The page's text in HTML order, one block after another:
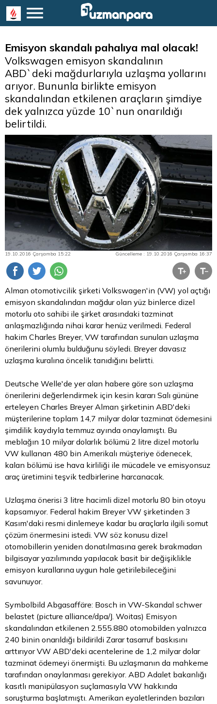
Emisyon skandalı pahalıya mal olacak!
Volkswagen emisyon skandalının
ABD`deki mağdurlarıyla uzlaşma yollarını
arıyor. Bununla birlikte emisyon
skandalından etkilenen araçların şimdiye
dek yalnızca yüzde 10`nun onarıldığı
belirtildi.
19.10.2016 Çarşamba 15:22 Güncelleme : 19.10.2016 Çarşamba 16:37
Alman otomotivcilik şirketi Volkswagen'in (VW) yol açtığı
emisyon skandalından mağdur olan yüz binlerce dizel
motorlu oto sahibi ile şirket arasındaki tazminat
anlaşmazlığında nihai karar henüz verilmedi. Federal
hakim Charles Breyer, VW tarafından sunulan uzlaşma
önerilerini olumlu bulduğunu söyledi. Breyer davasız
uzlaşma kuralına öncelik tanıdığını belirtti.
Deutsche Welle'de yer alan habere göre son uzlaşma
önerilerini değerlendirmek için kesin kararı Salı gününe
erteleyen Charles Breyer Alman şirketinin ABD'deki
müşterilerine toplam 14,7 milyardolartazminat ödemesini
şimdilik kaydıyla temmuz ayında onaylamıştı. Bu
meblağın 10 milyar dolarlık bölümü 2 litre dizel motorlu
VW kullanan 480 bin Amerikalı müşteriye ödenecek,
kalan bölümü ise hava kirliliği ile mücadele ve emisyonsuz
araç üretimini teşvik tedbirlerine harcanacak.
Uzlaşma önerisi 3 litre hacimli dizel motorlu 80 bin otoyu
kapsamıyor. Federal hakim Breyer VW şirketinden 3
Kasım'daki resmi dinlemeye kadar bu araçlarla ilgili somut
çözüm önermesini istedi. VW söz konusu dizel
otomobillerin yeniden donatılmasına gerek bırakmadan
bilgisayar yazılımında yapılacak basit bir değişiklikle
emisyon kurallarına uygun hale getirilebileceğini
savunuyor.
Symbolbild Abgasaffäre: Bosch in VW-Skandal schwer
belastet (picture alliance/dpa/J. Woitas) Emisyon
skandalından etkilenen 2.555.880 otomobilden yalnızca
240 binin onarıldığı bildirildi Zarar tasarruf baskısını
arttırıyor VW ABD'deki acentelerine de 1,2 milyar dolar
tazminat ödemeyi önermişti. Bu uzlaşmanın da mahkeme
tarafından onaylanması gerekiyor. ABD Adalet bakanlığı
kasıtlı manipülasyon suçlamasıyla VW hakkında
soruşturma başlatmıştı. Amerikan eyaletlerinden bazıları